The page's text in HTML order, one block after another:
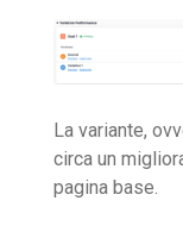
La variante,
circa un
pagina base.